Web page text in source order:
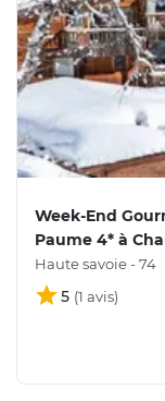
Week-End
Paume 4* à
Haute savoie - 74
5